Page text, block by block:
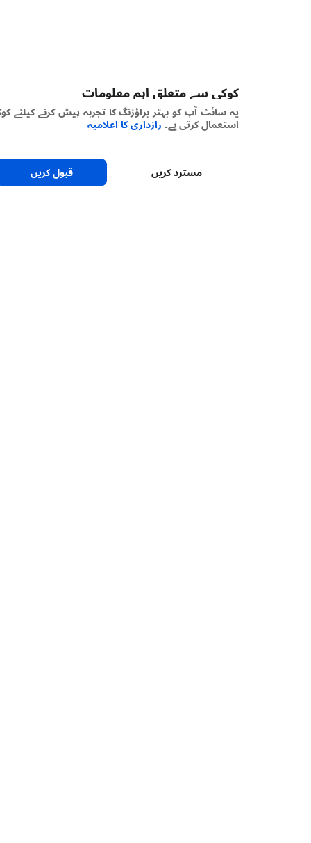
کوکی سے متعلق اہم معلومات
یہ سائٹ آپ کو بہتر براؤزنگ کا تجربہ پیش کرنے کیلئے کوکیز
استعمال کرتی ہے۔رازداری کا اعلامیہ
مسترد کریں قبول کریں